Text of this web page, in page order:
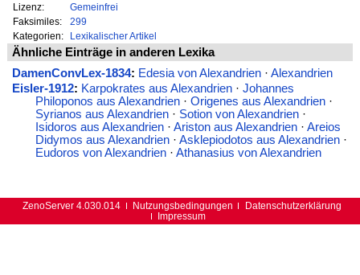
Lizenz:
Gemeinfrei
Faksimiles:
299
Kategorien:
Lexikalischer Artikel
Ähnliche Einträge in anderen Lexika
DamenConvLex-1834: Edesia von Alexandrien· Alexandrien
Eisler-1912: Karpokrates aus Alexandrien· Johannes
Philoponos aus Alexandrien· Origenes aus Alexandrien·
Syrianos aus Alexandrien· Sotion von Alexandrien·
Isidoros aus Alexandrien· Ariston aus Alexandrien· Areios
Didymos aus Alexandrien· Asklepiodotos aus Alexandrien·
Eudoros von Alexandrien· Athanasius von Alexandrien
ZenoServer 4.030.014 Nutzungsbedingungen
Datenschutzerklärung
Impressum